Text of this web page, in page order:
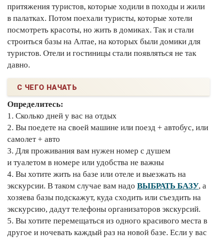
притяжения туристов, которые ходили в походы и жили
в палатках. Потом поехали туристы, которые хотели
посмотреть красоты, но жить в домиках. Так и стали
строиться базы на Алтае, на которых были домики для
туристов. Отели и гостиницы стали появляться не так
давно.
С ЧЕГО НАЧАТЬ
Определитесь:
1. Сколько дней у вас на отдых
2. Вы поедете на своей машине или поезд + автобус, или
самолет + авто
3. Для проживания вам нужен номер с душем
и туалетом в номере или удобства не важны
4. Вы хотите жить на базе или отеле и выезжать на
экскурсии. В таком случае вам надо ВЫБРАТЬ БАЗУ, а
хозяева базы подскажут, куда сходить или съездить на
экскурсию, дадут телефоны организаторов экскурсий.
5. Вы хотите перемещаться из одного красивого места в
другое и ночевать каждый раз на новой базе. Если у вас